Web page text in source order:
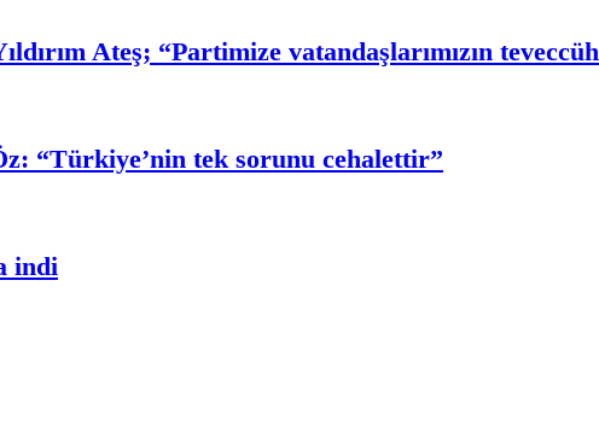
Ateş; “Partimize vatandaşlarımızın
“Türkiye’nin tek sorunu cehalettir”
indi